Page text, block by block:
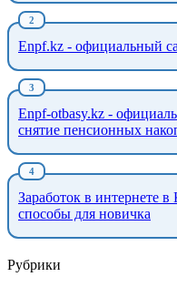
Enpf.kz - официальный
Enpf-otbasy.kz -
снятие пенсионных
Заработок в интернете
способы для новичка
Рубрики